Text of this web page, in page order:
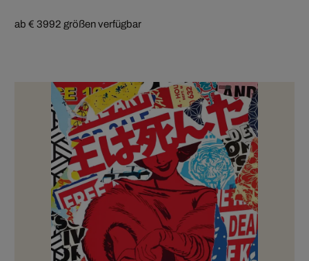
ab € 3992 größen verfügbar